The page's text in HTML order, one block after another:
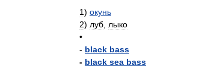
1) окунь
2) луб лыко
•
- black bass
- black sea bass